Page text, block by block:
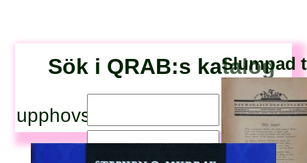
Sök i QRAB:s katalog
upphovsperson:
titel:
Slumpad